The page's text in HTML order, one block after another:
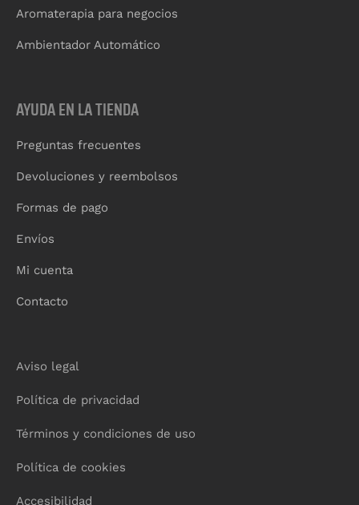
Aromaterapia para negocios
Ambientador Automático
AYUDA EN LA TIENDA
Preguntas frecuentes
Devoluciones y reembolsos
Formas de pago
Envíos
Mi cuenta
Contacto
Aviso legal
Política de privacidad
Términos y condiciones de uso
Política de cookies
Accesibilidad